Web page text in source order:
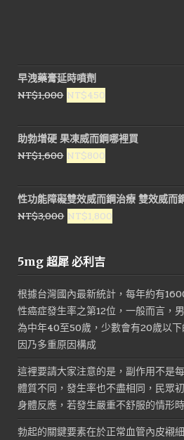
早洩藥膏延時噴劑
NT$1,000 原
價
格：
NT$1,000。
NT$450
價
格：
NT$450。
助勃增硬 果凍威而鋼哪裡買
NT$1,600 原
價
格：
NT$1,600。
NT$800
價
格：
NT$800。
性功能障礙雙效威而鋼治療 雙效威而
NT$3,000 原
格：
NT$1,800
5mg 超犀 必利吉
根據台灣國內最新統計，每年約有
性癌症發生率之第12位，一般而言，
為中年40至50歲，少數會有20歲以
因乃多重原因構成
這裡要請大家注意的是，副作用不是
體質不同，發生率也不盡相同，民眾
身體反應，若發生嚴重不舒服的情形
勃起的關鍵要素在於正常血管內皮